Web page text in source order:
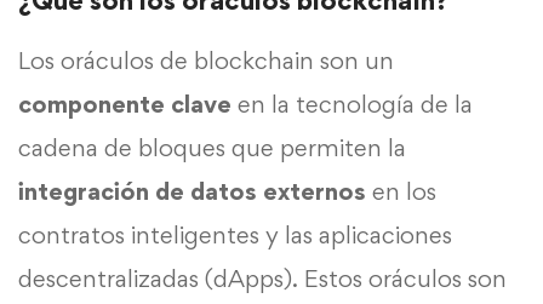
Los oráculos de blockchain son un
componente clave en la tecnología de la
cadena de bloques que permiten la
integración de datos externos en los
contratos inteligentes y las aplicaciones
descentralizadas (dApps). Estos oráculos son